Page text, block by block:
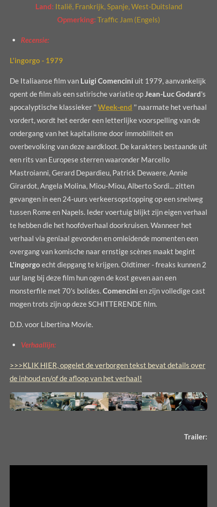
Land: Italië, Frankrijk, Spanje, West-Duitsland
Opmerking: Traffic Jam (Engels)
Recensie:
L'ingorgo - 1979
De Italiaanse film van Luigi Comencini uit 1979, aanvankelijk
opent de film als een satirische variatie opJean-Luc Godard's
apocalyptische klassieker ''Week-end '' naarmate het verhaal
vordert, wordt het eerder een letterlijke voorspelling van de
ondergang van het kapitalisme door immobiliteit en
overbevolking van deze aardkloot. De karakters bestaande uit
een rits van Europese sterren waaronder Marcello
Mastroianni, Gerard Depardieu, Patrick Dewaere, Annie
Girardot, Angela Molina, Miou-Miou, Alberto Sordi... zitten
gevangen in een 24-uurs verkeersopstopping op een snelweg
tussen Rome en Napels. Ieder voertuig blijkt zijn eigen verhaal
te hebben die het hoofdverhaal doorkruisen. Wanneer het
verhaal via geniaal gevonden en omleidende momenten een
overgang van komische naar ernstige scènes maakt begint
L'ingorgo echt diepgang te krijgen. Oldtimer - freaks kunnen 2
uur lang bij deze film hun ogen de kost geven aan een
monsterfile met 70's bolides.Comencini en zijn volledige cast
mogen trots zijn op deze SCHITTERENDE film.
D.D. voor Libertina Movie.
Verhaallijn:
>>>KLIK HIER, opgelet de verborgen tekst bevat details over
de inhoud en/of de afloop van het verhaal!
Trailer: